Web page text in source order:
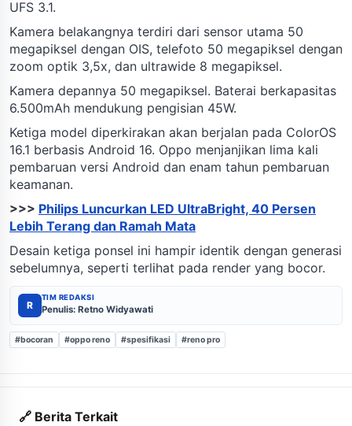
UFS 3.1.
Kamera belakangnya terdiri dari sensor utama 50
megapiksel dengan OIS, telefoto 50 megapiksel dengan
zoom optik 3,5x, dan ultrawide 8 megapiksel.
Kamera depannya 50 megapiksel. Baterai berkapasitas
6.500mAh mendukung pengisian 45W.
Ketiga model diperkirakan akan berjalan pada ColorOS
16.1 berbasis Android 16. Oppo menjanjikan lima kali
pembaruan versi Android dan enam tahun pembaruan
keamanan.
>>> Philips Luncurkan LED UltraBright, 40 Persen
Lebih Terang dan Ramah Mata
Desain ketiga ponsel ini hampir identik dengan generasi
sebelumnya, seperti terlihat pada render yang bocor.
R
TIM REDAKSI
Penulis: Retno Widyawati
#bocoran #oppo reno #spesifikasi #reno pro
🔗 Berita Terkait